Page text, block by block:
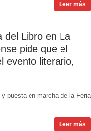
Leer más
del Libro en La
pide que el
evento literario,
puesta en marcha de la Feria
Leer más